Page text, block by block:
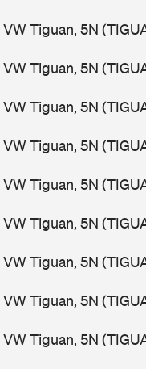
VW Tiguan, 5N
VW Tiguan, 5N
VW Tiguan, 5N
VW Tiguan, 5N
VW Tiguan, 5N
VW Tiguan, 5N
VW Tiguan, 5N
VW Tiguan, 5N
VW Tiguan, 5N